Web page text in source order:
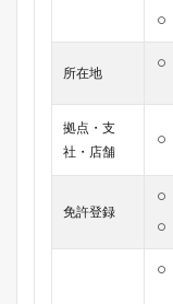
所在地
拠点・支
社・店舗
免許登録